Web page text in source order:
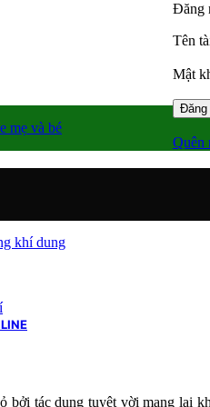
Đăng
Tên
Mật
Đăng
Quên
mẹ và bé
khí dung
bởi tác dụng tuyệt vời mang lại